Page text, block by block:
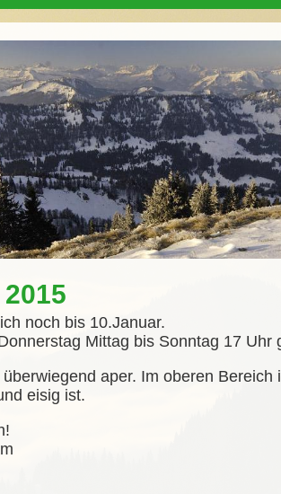
noch bis 10.Januar.
Mittag bis Sonntag 17 Uhr
aper. Im oberen Bereich
eisig ist.